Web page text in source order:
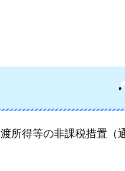
所得等の非課税措置（